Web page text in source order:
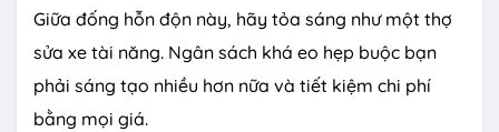
t
e
Giữa đống hỗn độn này, hãy tỏa sáng như một thợ
sửa xe tài năng. Ngân sách khá eo hẹp buộc bạn
phải sáng tạo nhiều hơn nữa và tiết kiệm chi phí
bằng mọi giá.